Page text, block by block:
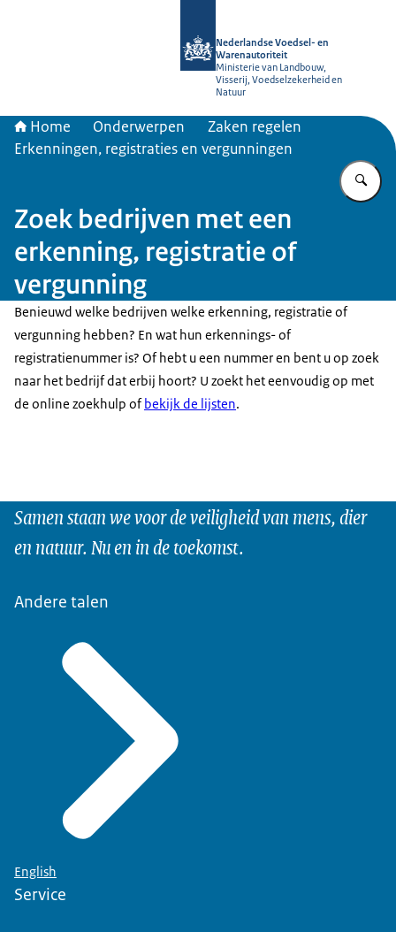
Nederlandse Voedsel- en
Warenautoriteit
Ministerie van Landbouw,
Visserij, Voedselzekerheid en
Natuur
Home Onderwerpen
Zaken regelen
Erkenningen, registraties en vergunningen
Zoek bedrijven met een
erkenning, registratie of
vergunning
Benieuwd welke bedrijven welke erkenning, registratie of
vergunning hebben? En wat hun erkennings- of
registratienummer is? Of hebt u een nummer en bent u op zoek
naar het bedrijf dat erbij hoort? U zoekt het eenvoudig op met
de online zoekhulp ofbekijk de lijsten.
Samen staan we voor de veiligheid van mens, dier
en natuur. Nu en in de toekomst.
Andere talen
English
Service